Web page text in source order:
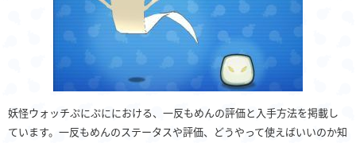
妖怪ウォッチぷにぷににおける、一反もめんの評価と入手方法を掲載し
ています。一反もめんのステータスや評価、どうやって使えばいいのか知